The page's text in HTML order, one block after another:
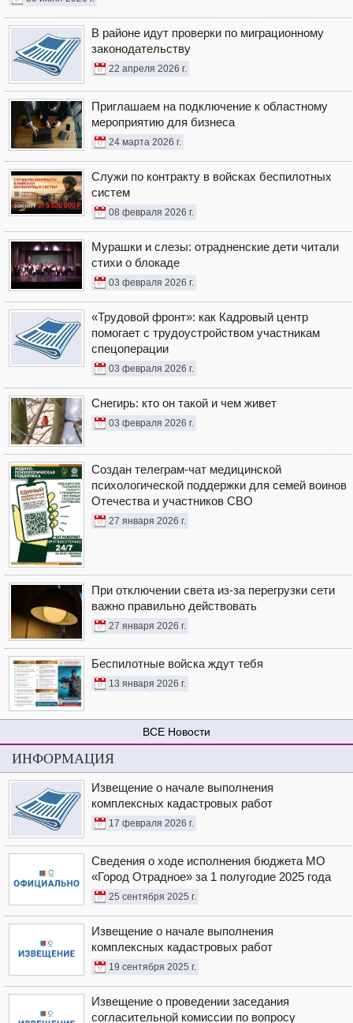
В районе идут проверки по миграционному
законодательству
22 апреля 2026 г.
Приглашаем на подключение к областному
мероприятию для бизнеса
24 марта 2026 г.
Служи по контракту в войсках беспилотных
систем
08 февраля 2026 г.
Мурашки и слезы: отрадненские дети читали
стихи о блокаде
03 февраля 2026 г.
«Трудовой фронт»: как Кадровый центр
помогает с трудоустройством участникам
спецоперации
03 февраля 2026 г.
Снегирь: кто он такой и чем живет
03 февраля 2026 г.
Создан телеграм-чат медицинской
психологической поддержки для семей воинов
Отечества и участников СВО
27 января 2026 г.
При отключении света из-за перегрузки сети
важно правильно действовать
27 января 2026 г.
Беспилотные войска ждут тебя
13 января 2026 г.
Новости
ИНФОРМАЦИЯ
Извещение о начале выполнения
комплексных кадастровых работ
17 февраля 2026 г.
Сведения о ходе исполнения бюджета МО
«Город Отрадное» за 1 полугодие 2025 года
25 сентября 2025 г.
Извещение о начале выполнения
комплексных кадастровых работ
19 сентября 2025 г.
Извещение о проведении заседания
согласительной комиссии по вопросу